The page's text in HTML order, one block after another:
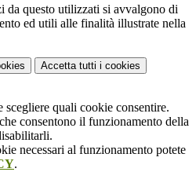
da questo utilizzati si avvalgono di
ed utili alle finalità illustrate nella
Accetta tutti i cookies
scegliere quali cookie consentire.
consentono il funzionamento della
necessari al funzionamento potete
.